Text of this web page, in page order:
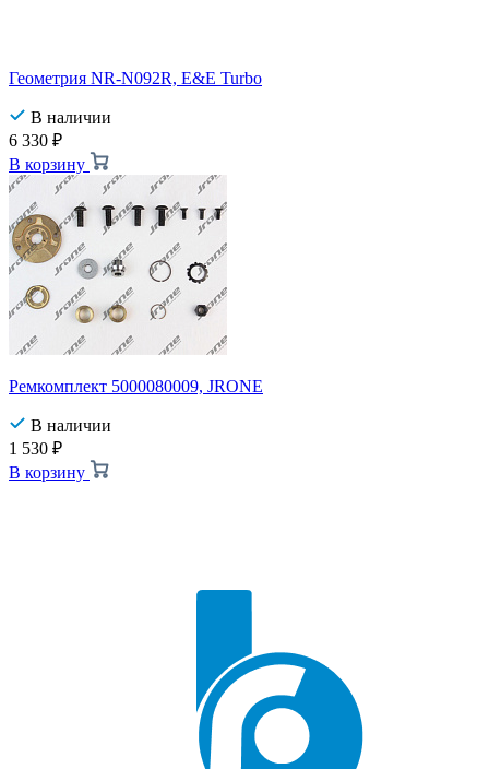
Геометрия NR-N092R, E&E Turbo
В наличии
6 330 ₽
В корзину
Ремкомплект 5000080009, JRONE
В наличии
1 530 ₽
В корзину